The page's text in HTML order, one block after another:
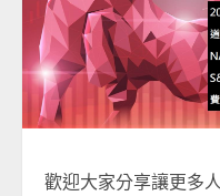
歡迎大家分享讓更多